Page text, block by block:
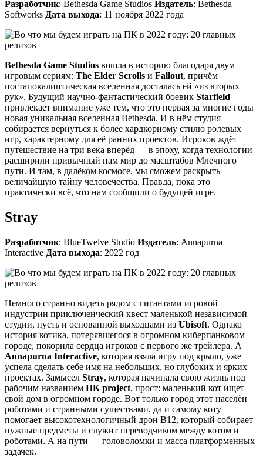
Разработчик: Bethesda Game Studios Издатель: Bethesda
Softworks Дата выхода: 11 ноября 2022 года
Bethesda Game Studios вошла в историю благодаря двум
игровым сериям: The Elder Scrolls и Fallout, причём
постапокалиптическая вселенная досталась ей «из вторых
рук». Будущий научно-фантастический боевик Starfield
привлекает внимание уже тем, что это первая за многие годы
новая уникальная вселенная Bethesda. И в нём студия
собирается вернуться к более хардкорному стилю ролевых
игр, характерному для её ранних проектов. Игроков ждёт
путешествие на три века вперёд — в эпоху, когда технологии
расширили привычный нам мир до масштабов Млечного
пути. И там, в далёком космосе, мы сможем раскрыть
величайшую тайну человечества. Правда, пока это
практически всё, что нам сообщили о будущей игре.
Stray
Разработчик: BlueTwelve Studio Издатель: Annapurna
Interactive Дата выхода: 2022 год
Немного странно видеть рядом с гигантами игровой
индустрии приключенческий квест маленькой независимой
студии, пусть и основанной выходцами из Ubisoft. Однако
история котика, потерявшегося в огромном киберпанковом
городе, покорила сердца игроков с первого же трейлера. А
Annapurna Interactive, которая взяла игру под крыло, уже
успела сделать себе имя на небольших, но глубоких и ярких
проектах. Замысел Stray, которая начинала свою жизнь под
рабочим названием HK project, прост: маленький кот ищет
свой дом в огромном городе. Вот только город этот населён
роботами и странными существами, да и самому коту
помогает высокотехнологичный дрон В12, который собирает
нужные предметы и служит переводчиком между котом и
роботами. А на пути — головоломки и масса платформенных
задачек.